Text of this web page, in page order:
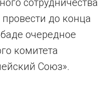
сотрудничества
до конца
очередное
комитета
Союз».